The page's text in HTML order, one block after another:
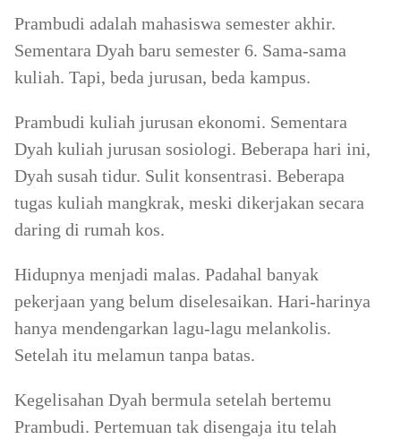
Prambudi adalah mahasiswa semester akhir.
Sementara Dyah baru semester 6. Sama-sama
kuliah. Tapi, beda jurusan, beda kampus.
Prambudi kuliah jurusan ekonomi. Sementara
Dyah kuliah jurusan sosiologi. Beberapa hari ini,
Dyah susah tidur. Sulit konsentrasi. Beberapa
tugas kuliah mangkrak, meski dikerjakan secara
daring di rumah kos.
Hidupnya menjadi malas. Padahal banyak
pekerjaan yang belum diselesaikan. Hari-harinya
hanya mendengarkan lagu-lagu melankolis.
Setelah itu melamun tanpa batas.
Kegelisahan Dyah bermula setelah bertemu
Prambudi. Pertemuan tak disengaja itu telah